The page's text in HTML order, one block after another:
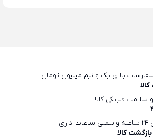
بالای یک و نیم میلیون تومان
سلامت فیزیکی کالا
کالا